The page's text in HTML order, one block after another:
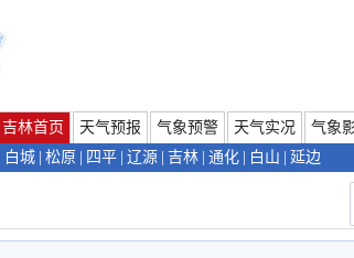
吉林首页 天气预报 气象预警 天气实况 气象
白城 松原 四平 辽源 吉林 通化 白山 延边